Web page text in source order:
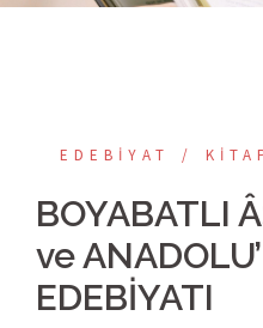
EDEBIYAT
BOYABATLI
ve
EDEBİYATI